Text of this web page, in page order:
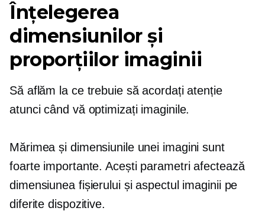
Înțelegerea
dimensiunilor și
proporțiilor imaginii
Să aflăm la ce trebuie să acordați atenție
atunci când vă optimizați imaginile.
Mărimea și dimensiunile unei imagini sunt
foarte importante. Acești parametri afectează
dimensiunea fișierului și aspectul imaginii pe
diferite dispozitive.